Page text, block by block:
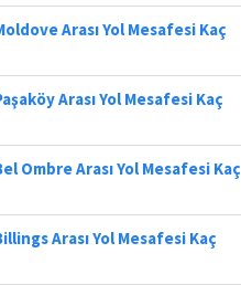
Arası Yol Mesafesi Kaç
Arası Yol Mesafesi Kaç
Ombre Arası Yol Mesafesi Kaç
Arası Yol Mesafesi Kaç